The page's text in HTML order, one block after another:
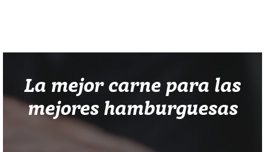
La mejor carne para las
mejores hamburguesas